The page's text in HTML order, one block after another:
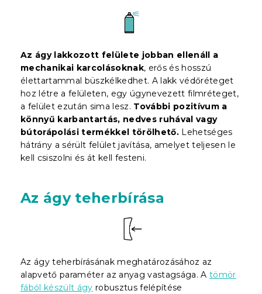
Az ágy lakkozott felülete jobban ellenáll a
mechanikai karcolásoknak, erős és hosszú
élettartammal büszkélkedhet. A lakk védőréteget
hoz létre a felületen, egy úgynevezett filmréteget,
a felület ezután sima lesz. További pozitívum a
könnyű karbantartás, nedves ruhával vagy
bútorápolási termékkel törölhető. Lehetséges
hátrány a sérült felület javítása, amelyet teljesen le
kell csiszolni és át kell festeni.
Az ágy teherbírása
Az ágy teherbírásának meghatározásához az
alapvető paraméter az anyag vastagsága. A tömör
fából készült ágy robusztus felépítése